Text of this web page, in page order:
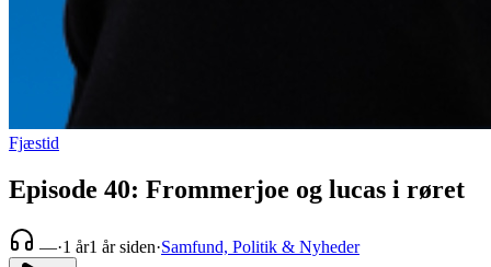
Fjæstid
Episode 40: Frommerjoe og lucas i røret
—·1 år1 år siden·Samfund, Politik & Nyheder